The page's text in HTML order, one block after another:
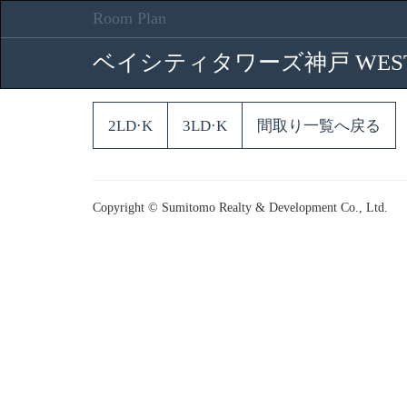
Room Plan
ベイシティタワーズ神戸
2LD·K 3LD·K 間取り一覧へ戻る
Copyright © Sumitomo Realty & Development Co., Ltd.